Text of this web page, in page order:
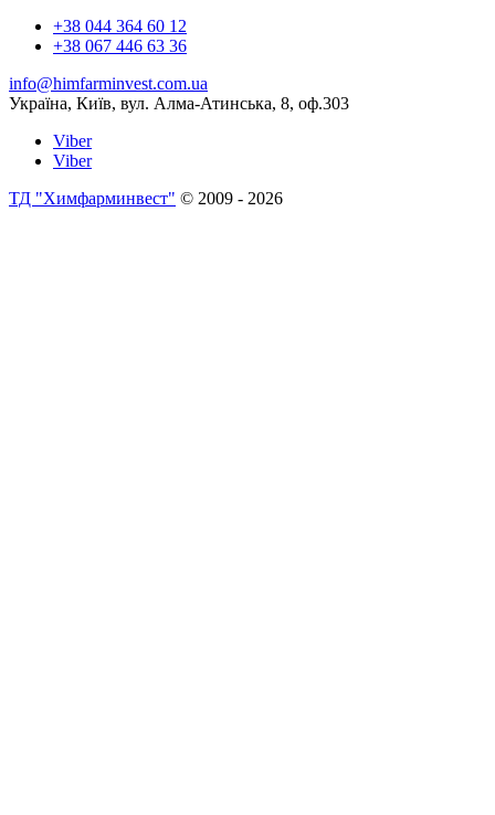
+38 044 364 60 12
+38 067 446 63 36
info@himfarminvest.com.ua
Україна, Київ, вул. Алма-Атинська, 8, оф.303
Viber
Viber
ТД "Химфарминвест" © 2009 - 2026